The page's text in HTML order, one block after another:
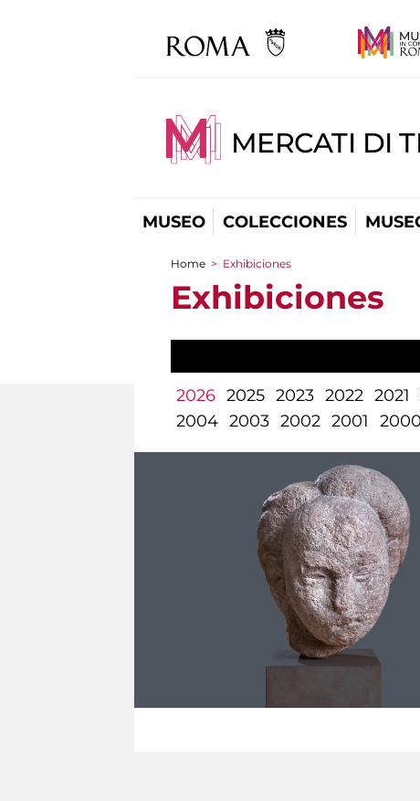
MERCATI DI
MUSEO COLECCIONES
You are here
Home > Exhibiciones
Exhibiciones
2026 2025 2023 2022 2021
2004 2003 2002 2001 2000